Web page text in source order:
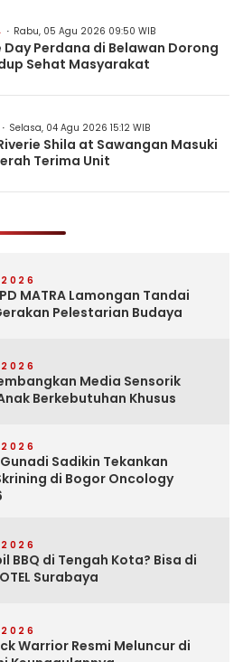
Rabu, 05 Agu 2026 09:50 WIB
Day Perdana di Belawan Dorong
Sehat Masyarakat
Selasa, 04 Agu 2026 15:12 WIB
Shila at Sawangan Masuki
Terima Unit
2026
MATRA Lamongan Tandai
Pelestarian Budaya
2026
Media Sensorik
Berkebutuhan Khusus
2026
Sadikin Tekankan
di Bogor Oncology
2026
BBQ di Tengah Kota? Bisa di
Surabaya
2026
Warrior Resmi Meluncur di